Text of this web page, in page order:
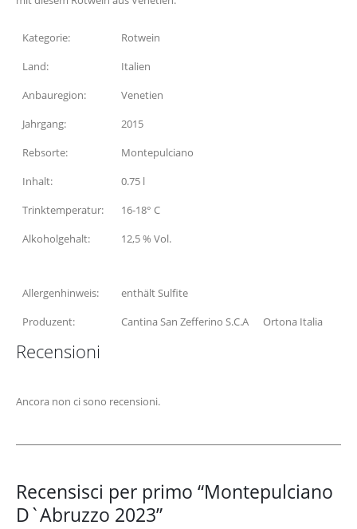
Kategorie:
Rotwein
Land:
Italien
Anbauregion:
Venetien
Jahrgang:
2015
Rebsorte:
Montepulciano
Inhalt:
0.75 l
Trinktemperatur:
16-18° C
Alkoholgehalt:
12,5 % Vol.
Allergenhinweis:
enthält Sulfite
Produzent:
Cantina San Zefferino S.C.A Ortona Italia
Recensioni
Ancora non ci sono recensioni.
Recensisci per primo “Montepulciano
D`Abruzzo 2023”